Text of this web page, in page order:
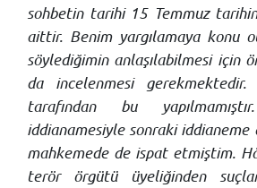
sohbetin tarihi 15 Temmuz
aittir. Benim yargılamaya konu
söylediğimin anlaşılabilmesi için
da incelenmesi gerekmektedir.
tarafından bu
iddianamesiyle sonraki iddianeme
mahkemede de ispat etmiştim.
terör örgütü üyeliğinden